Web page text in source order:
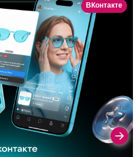
ВКонтакте